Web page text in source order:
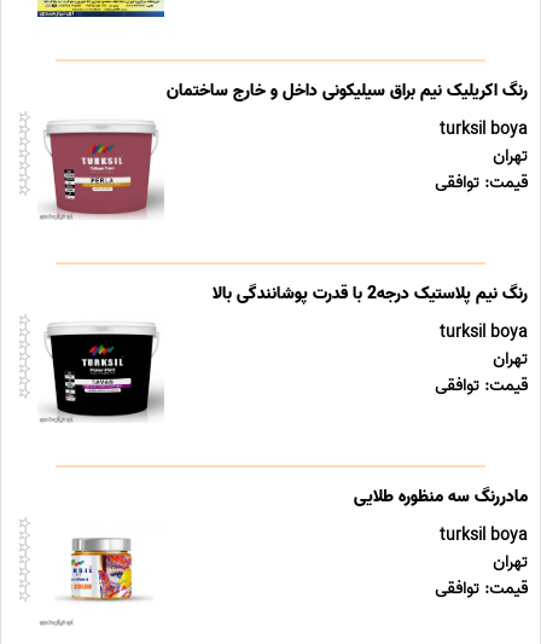
رنگ اکریلیک نیم براق سیلیکونی داخل و خارج ساختمان
turksil boya
تهران
قیمت: توافقی
رنگ نیم پلاستیک درجه2 با قدرت پوشانندگی بالا
turksil boya
تهران
قیمت: توافقی
مادررنگ سه منظوره طلایی
turksil boya
تهران
قیمت: توافقی